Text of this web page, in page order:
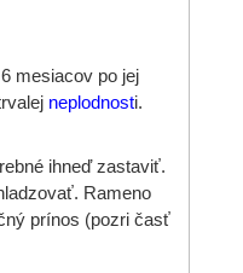
mesiacov po jej
neplodnosti.
ihneď zastaviť.
Rameno
prínos (pozri časť